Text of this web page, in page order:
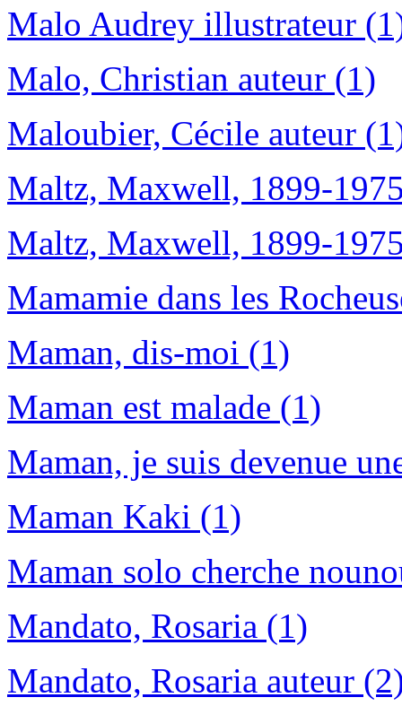
Malo Audrey illustrateur
Malo, Christian auteur (1)
Maloubier, Cécile auteur
Maltz, Maxwell, 1899-
Maltz, Maxwell, 1899-
Mamamie dans les
Maman, dis-moi (1)
Maman est malade (1)
Maman, je suis devenue
Maman Kaki (1)
Maman solo cherche
Mandato, Rosaria (1)
Mandato, Rosaria auteur